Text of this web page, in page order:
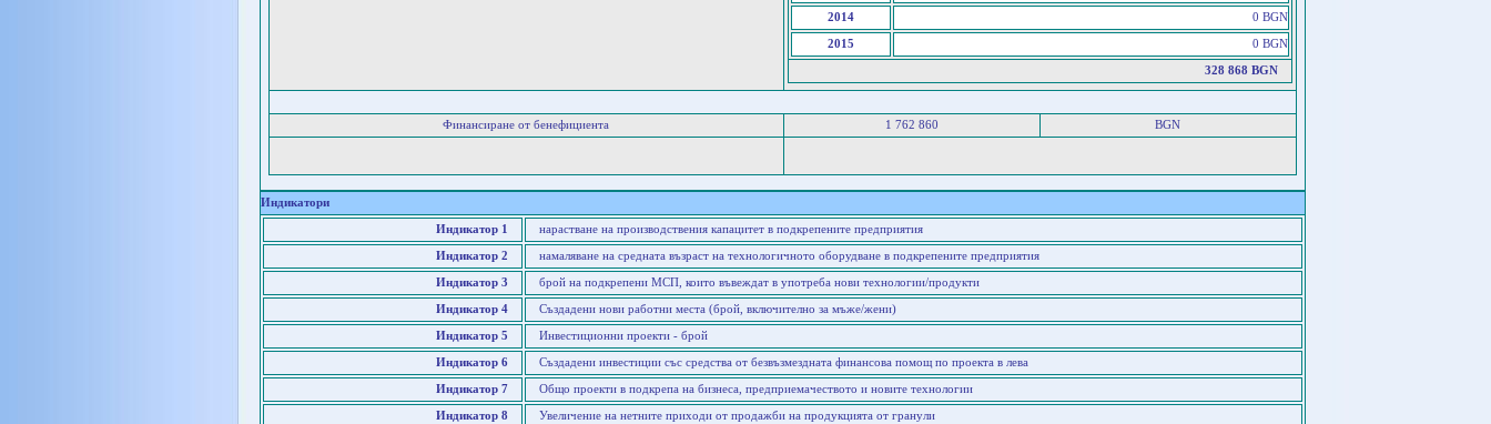
2014 0 BGN
2015 0 BGN
328 868 BGN
Финансиране от бенефициента 1 762 860 BGN
Индикатори
Индикатор 1 нарастване на производствения капацитет в подкрепените предприятия
Индикатор 2 намаляване на средната възраст на технологичното оборудване в подкрепените предприятия
Индикатор 3 брой на подкрепени МСП, които въвеждат в употреба нови технологии/продукти
Индикатор 4 Създадени нови работни места (брой, включително за мъже/жени)
Индикатор 5 Инвестиционни проекти - брой
Индикатор 6 Създадени инвестиции със средства от безвъзмездната финансова помощ по проекта в лева
Индикатор 7 Общо проекти в подкрепа на бизнеса, предприемачеството и новите технологии
Индикатор 8 Увеличение на нетните приходи от продажби на продукцията от гранули